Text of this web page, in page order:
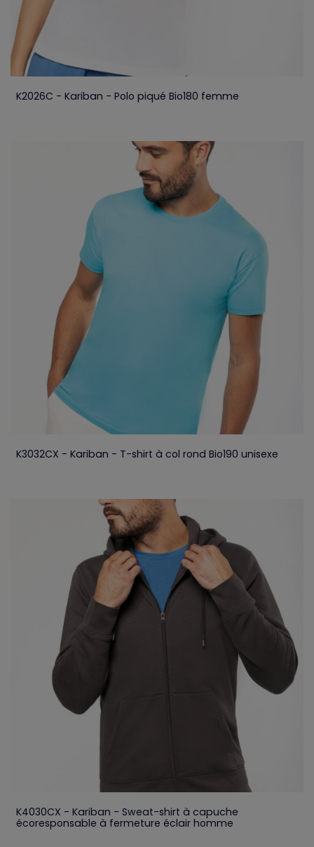
K2026C - Kariban - Polo piqué Bio180 femme
K3032CX - Kariban - T-shirt à col rond Bio190 unisexe
K4030CX - Kariban - Sweat-shirt à capuche
écoresponsable à fermeture éclair homme